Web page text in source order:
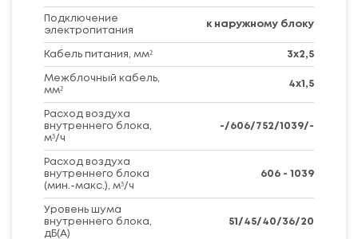
Подключение
электропитания
к наружному блоку
Кабель питания, мм² 3x2,5
Межблочный кабель,
мм²
4x1,5
Расход воздуха
внутреннего блока,
м³/ч
-/606/752/1039/-
Расход воздуха
внутреннего блока
(мин.-макс.), м³/ч
606 - 1039
Уровень шума
внутреннего блока,
дБ(А)
51/45/40/36/20